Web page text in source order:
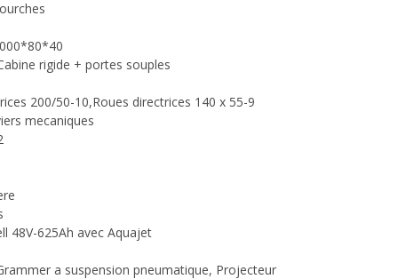
rigide + portes souples
200/50-10,Roues directrices 140 x 55-9
mecaniques
48V-625Ah avec Aquajet
a suspension pneumatique, Projecteur